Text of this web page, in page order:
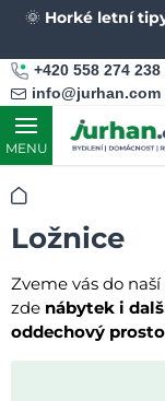
🌞 Horké letní
+420 558 274 238
info@jurhan.com
MENU
Úvod
Ložnice
Zveme vás do
zde nábytek i
oddechový